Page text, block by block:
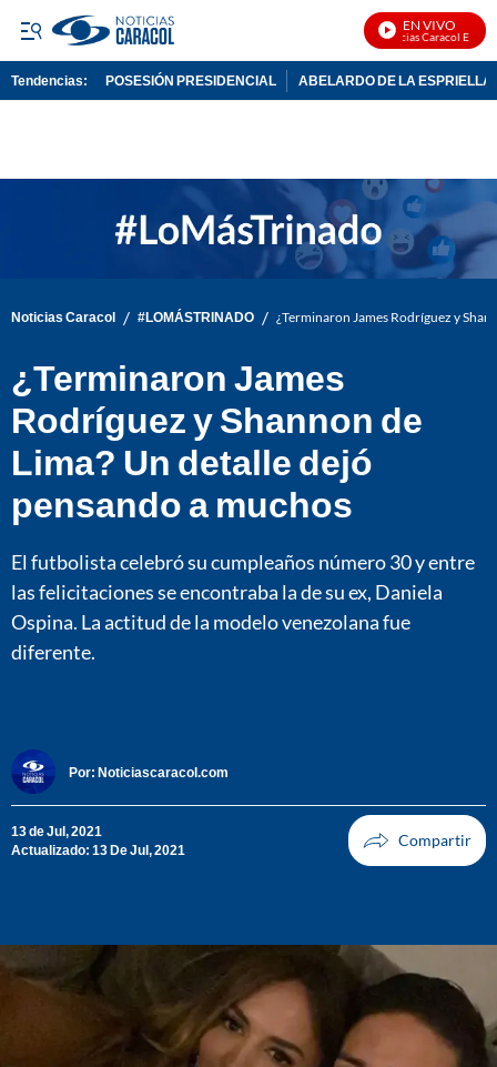
EN VIVO
Noticias Caracol En Vivo
Tendencias: POSESIÓN PRESIDENCIAL ABELARDO DE LA ESPRIELLA
Noticias Caracol / #LOMÁSTRINADO / ¿Terminaron James Rodríguez y
¿Terminaron James
Rodríguez y Shannon de
Lima? Un detalle dejó
pensando a muchos
El futbolista celebró su cumpleaños número 30 y entre
las felicitaciones se encontraba la de su ex, Daniela
Ospina. La actitud de la modelo venezolana fue
diferente.
Por: Noticiascaracol.com
13 de Jul, 2021
Actualizado: 13 De Jul, 2021